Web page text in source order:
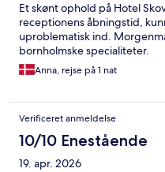
Et skønt ophold på Hotel
receptionens åbningstid,
uproblematisk ind.
bornholmske specialiteter.
Anna, rejse på 1 nat
Verificeret anmeldelse
10/10 Enestående
19. apr. 2026